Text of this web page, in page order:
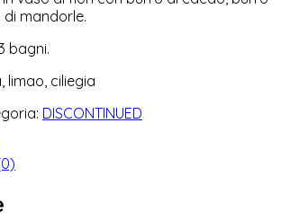
mandorle.
bagni.
limao, ciliegia
DISCONTINUED